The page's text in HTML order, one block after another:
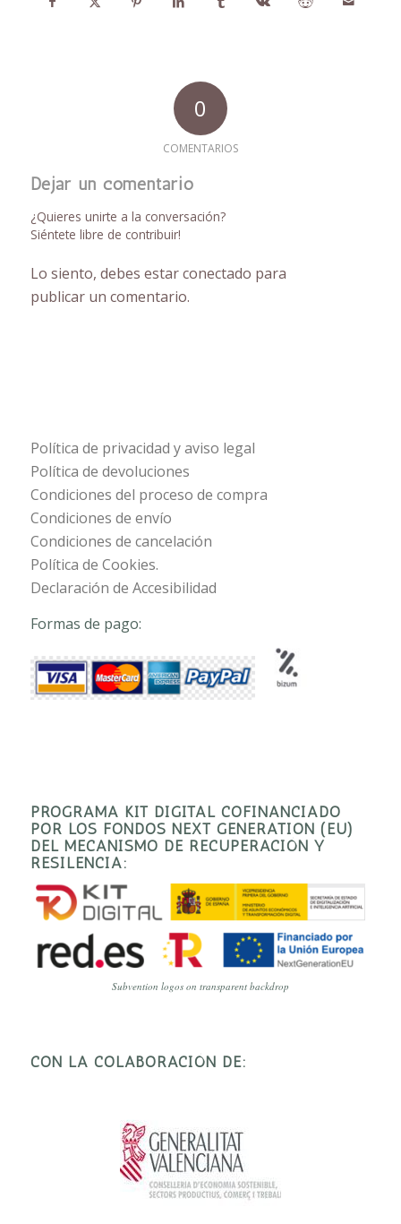
0
COMENTARIOS
Dejar un comentario
¿Quieres unirte a la conversación?
Siéntete libre de contribuir!
Lo siento, debes estarconectado para
publicar un comentario.
Política de privacidad y aviso legal
Política de devoluciones
Condiciones del proceso de compra
Condiciones de envío
Condiciones de cancelación
Política de Cookies.
Declaración de Accesibilidad
Formas de pago:
PROGRAMA KIT DIGITAL COFINANCIADO
POR LOS FONDOS NEXT GENERATION (EU)
DEL MECANISMO DE RECUPERACIÓN Y
RESILENCIA:
Subvention logos on transparent backdrop
CON LA COLABORACIÓN DE: